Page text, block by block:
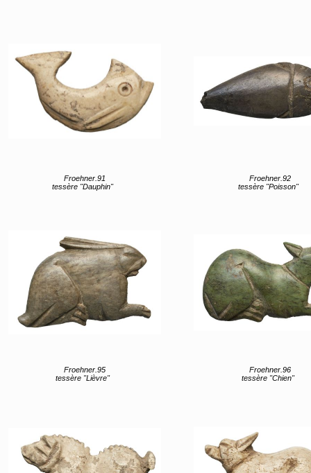
Froehner.91
tessère "Dauphin"
Froehner.92
tessère "Poisson"
Froehner.95
tessère "Lièvre"
Froehner.96
tessère "Chien"